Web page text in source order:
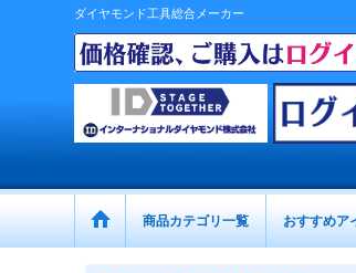
ダイヤモンド工具総合メーカー
商品カテゴリ一覧 おすすめア